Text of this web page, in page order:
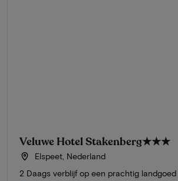
Veluwe Hotel Stakenberg★★★
Elspeet, Nederland
2 Daags verblijf op een prachtig landgoed